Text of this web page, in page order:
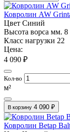
Ковролин AW
Цвет Синий
Высота ворса мм. 8
Класс нагрузки 22
Цена:
4 090 ₽
Кол-во
м²
В корзину 4 090 ₽
Ковролин Betap